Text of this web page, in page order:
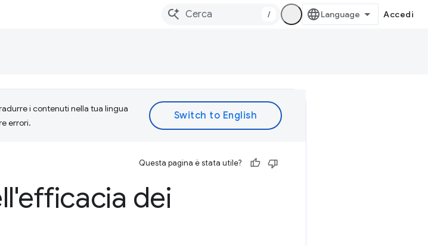
/ Accedi
i contenuti nella tua lingua
errori.
Questa pagina è stata utile?
dei